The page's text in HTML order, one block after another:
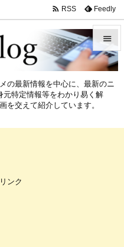



 RSS Feedly
の最新情報を中心に、最新のニ
元特定情報等をわかり易く解
交えて紹介しています。
ンク